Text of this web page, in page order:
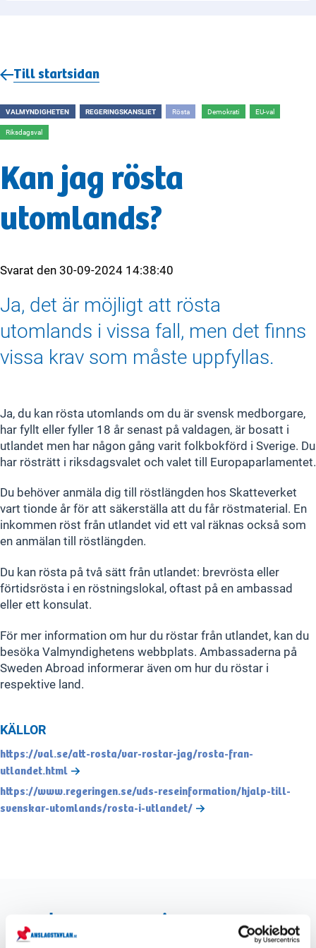
Till startsidan
VALMYNDIGHETEN REGERINGSKANSLIET Rösta Demokrati EU-val
Riksdagsval
Kan jag rösta
utomlands?
Svarat den30-09-2024 14:38:40
Ja, det är möjligt att rösta
utomlands i vissa fall, men det finns
vissa krav som måste uppfyllas.
Ja, du kan rösta utomlands om du är svensk medborgare,
har fyllt eller fyller 18 år senast på valdagen, är bosatt i
utlandet men har någon gång varit folkbokförd i Sverige. Du
har rösträtt i riksdagsvalet och valet till Europaparlamentet.
Du behöver anmäla dig till röstlängden hos Skatteverket
vart tionde år för att säkerställa att du får röstmaterial. En
inkommen röst från utlandet vid ett val räknas också som
en anmälan till röstlängden.
Du kan rösta på två sätt från utlandet: brevrösta eller
förtidsrösta i en röstningslokal, oftast på en ambassad
eller ett konsulat.
För mer information om hur du röstar från utlandet, kan du
besöka Valmyndighetens webbplats. Ambassaderna på
Sweden Abroad informerar även om hur du röstar i
respektive land.
KÄLLOR
https://val.se/att-rosta/var-rostar-jag/rosta-fran-
utlandet.html
https://www.regeringen.se/uds-reseinformation/hjalp-till-
svenskar-utomlands/rosta-i-utlandet/
val.se regeringen.se